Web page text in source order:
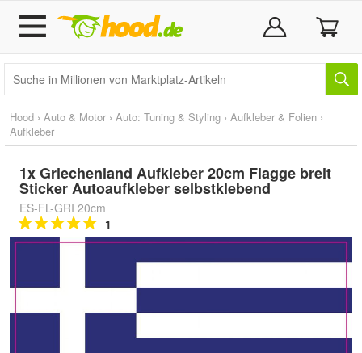
Hood › Auto & Motor › Auto: Tuning & Styling › Aufkleber & Folien ›
Aufkleber
1x Griechenland Aufkleber 20cm Flagge breit
Sticker Autoaufkleber selbstklebend
ES-FL-GRI 20cm
1